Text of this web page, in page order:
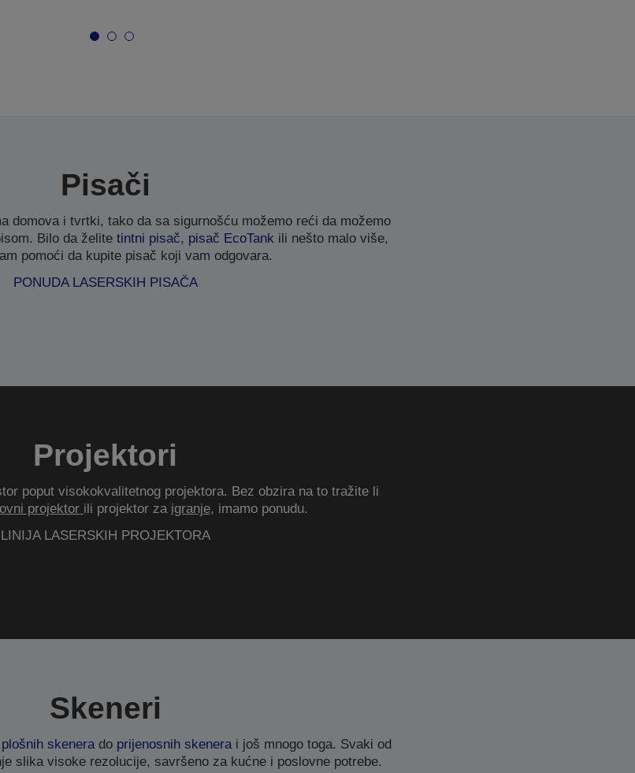
Pisači
domova i tvrtki, tako da sa sigurnošću možemo reći da možemo
Bilo da želitetintni pisač, pisač EcoTank ili nešto malo više,
pomoći da kupite pisač koji vam odgovara.
PONUDA LASERSKIH PISAČA
Projektori
poput visokokvalitetnog projektora. Bez obzira na to tražite li
projektor ili projektor za igranje, imamo ponudu.
LINIJA LASERSKIH PROJEKTORA
Skeneri
plošnih skenerado prijenosnih skenerai još mnogo toga. Svaki od
slika visoke rezolucije, savršeno za kućne i poslovne potrebe.